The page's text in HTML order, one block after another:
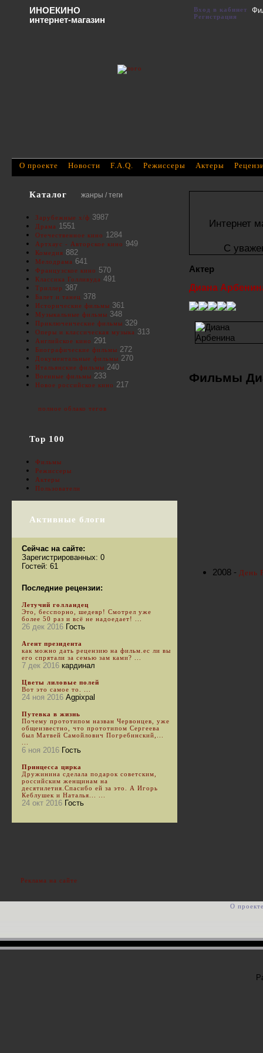
Интернет
С
Актер
Диана
Фильмы
2008 - День
Каталог жанры / теги
Зарубежные х/ф 3987
Драма 1551
Отечественное кино 1284
Артхаус - Авторское кино 949
Комедия 882
Мелодрама 641
Французское кино 570
Классика Голливуда 491
Триллер 387
Балет и танец 378
Исторические фильмы 361
Музыкальные фильмы 348
Приключенческие фильмы 329
Оперы и классическая музыка 313
Английское кино 291
Биографические фильмы 272
Документальные фильмы 270
Итальянские фильмы 240
Военные фильмы 233
Новое российское кино 217
полное облако тегов
Top 100
Фильмы
Режиссеры
Актеры
Пользователи
Активные блоги
Сейчас на сайте:
Зарегистрированных: 0
Гостей: 61
Последние рецензии:
Летучий голландец
Это, бесспорно, шедевр! Смотрел уже
более 50 раз и всё не надоедает! ...
26 дек 2016 Гость
Агент президента
как можно дать рецензию на фильм.ес ли вы
его спрятали за семью зам ками? ...
7 дек 2016 кардинал
Цветы лиловые полей
Вот это самое то. ...
24 ноя 2016 Agpixpal
Путевка в жизнь
Почему прототипом назван Червонцев, уже
общеизвестно, что прототипом Сергеева
был Матвей Самойлович Погребинский,...
6 ноя 2016 Гость
Принцесса цирка
Дружинина сделала подарок советским,
российским женщинам на
десятилетия.Спасибо ей за это. А Игорь
Кеблушек и Наталья... ...
24 окт 2016 Гость
Реклама на сайте
О проекте Новости F.A.Q. Режиссеры Актеры
О
ИНОЕКИНО
интернет-магазин
Вход в кабинет
Регистрация